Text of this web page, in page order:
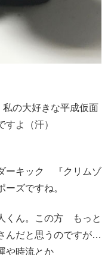
の大好きな平成仮面
よ（汗）
ーキック 『クリムゾ
ズですね。
くん。この方 もっと
んだと思うのですが…
や時流とか